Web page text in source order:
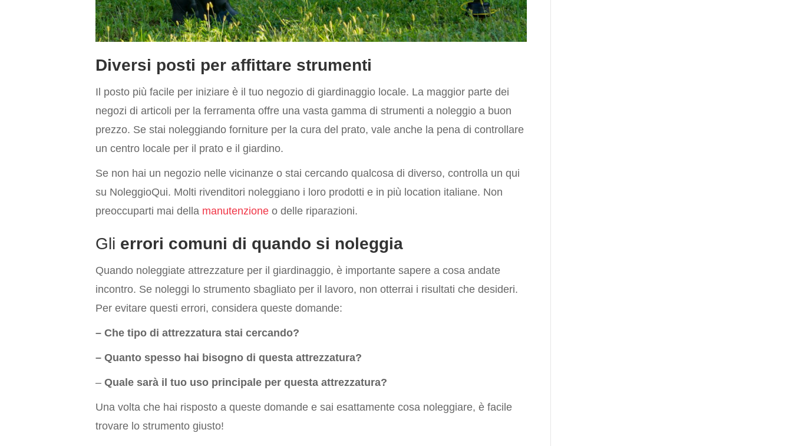
Diversi posti per affittare strumenti
Il posto più facile per iniziare è il tuo negozio di giardinaggio locale. La maggior parte dei
negozi di articoli per la ferramenta offre una vasta gamma di strumenti a noleggio a buon
prezzo. Se stai noleggiando forniture per la cura del prato, vale anche la pena di controllare
un centro locale per il prato e il giardino.
Se non hai un negozio nelle vicinanze o stai cercando qualcosa di diverso, controlla un qui
su NoleggioQui. Molti rivenditori noleggiano i loro prodotti e in più location italiane. Non
preoccuparti mai della manutenzione o delle riparazioni.
Gli errori comuni di quando si noleggia
Quando noleggiate attrezzature per il giardinaggio, è importante sapere a cosa andate
incontro. Se noleggi lo strumento sbagliato per il lavoro, non otterrai i risultati che desideri.
Per evitare questi errori, considera queste domande:
– Che tipo di attrezzatura stai cercando?
– Quanto spesso hai bisogno di questa attrezzatura?
– Quale sarà il tuo uso principale per questa attrezzatura?
Una volta che hai risposto a queste domande e sai esattamente cosa noleggiare, è facile
trovare lo strumento giusto!